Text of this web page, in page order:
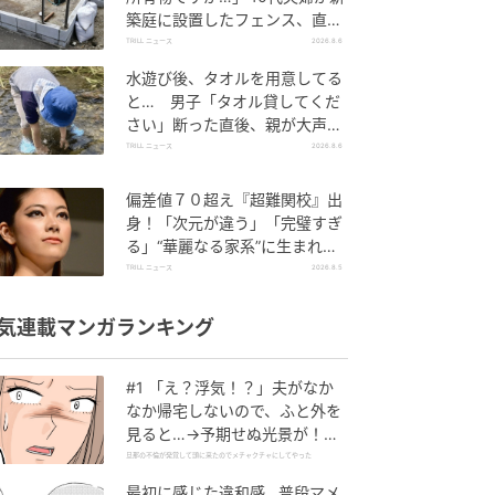
築庭に設置したフェンス、直後
に迫られた"顛末"
TRILL ニュース 2026.8.6
水遊び後、タオルを用意してる
と… 男子「タオル貸してくだ
さい」断った直後、親が大声で
放った一言に絶句
TRILL ニュース 2026.8.6
偏差値７０超え『超難関校』出
身！「次元が違う」「完璧すぎ
る」“華麗なる家系”に生まれた
【規格外の逸材】
TRILL ニュース 2026.8.5
連載マンガランキング
#1 「え？浮気！？」夫がなか
なか帰宅しないので、ふと外を
見ると…→予期せぬ光景が！｜
旦那の不倫が発覚して頭に来た
旦那の不倫が発覚して頭に来たのでメチャクチャにしてやった